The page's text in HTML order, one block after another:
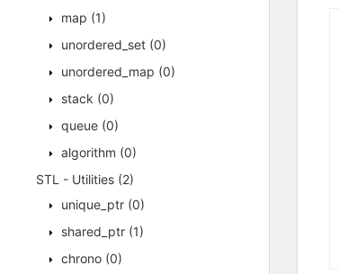
map (1)
unordered_set (0)
unordered_map (0)
stack (0)
queue (0)
algorithm (0)
STL - Utilities (2)
unique_ptr (0)
shared_ptr (1)
chrono (0)